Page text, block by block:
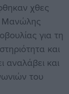
χθες
Μανώλης
για τη
και
αναλάβει και
του